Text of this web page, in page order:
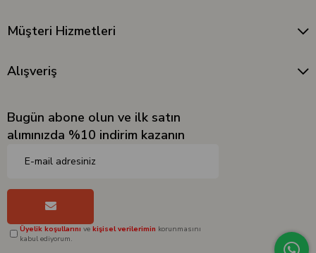
Müşteri Hizmetleri
Alışveriş
Bugün abone olun ve ilk satın
alımınızda %10 indirim kazanın
Üyelik koşullarını ve kişisel verilerimin korunmasını
kabul ediyorum.